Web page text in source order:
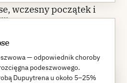
— odpowiednik choroby
podeszwowego.
Dupuytrena u około 5–25%
, wczesny początek i
wywiad
kohorcie istotny